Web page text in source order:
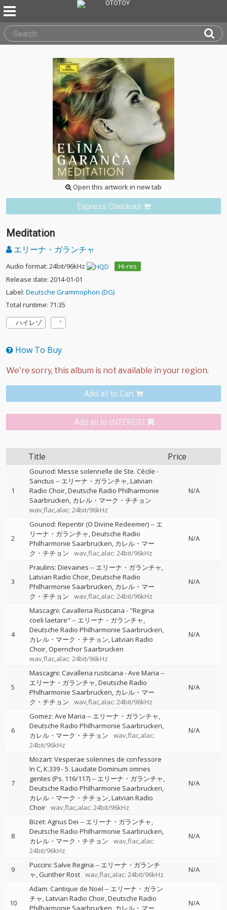
Open this artwork in new tab
Express Checkout
Meditation
エリーナ・ガランチャ
Audio format: 24bit/96kHz
Hi-res
Release date: 2014-01-01
Label: Deutsche Grammophon (DG)
Total runtime: 71:35
ハイレゾ
How To Buy
Add all to Cart
Add all to INTEREST
Title Price
1
Gounod: Messe solennelle de Ste. Cécile -
Sanctus -- エリーナ・ガランチャ Latvian
Radio Choir Deutsche Radio Philharmonie
Saarbrucken カレル・マーク・チチョン
wav,flac,alac: 24bit/96kHz
N/A
2
Gounod: Repentir (O Divine Redeemer)-- エ
リーナ・ガランチャ Deutsche Radio
Philharmonie Saarbrucken カレル・マー
ク・チチョン
wav,flac,alac: 24bit/96kHz
N/A
3
Praulins: Dievaines -- エリーナ・ガランチャ
Latvian Radio Choir Deutsche Radio
Philharmonie Saarbrucken カレル・マー
ク・チチョン
wav,flac,alac: 24bit/96kHz
N/A
4
Mascagni: Cavalleria Rusticana - "Regina
coeli laetare" -- エリーナ・ガランチャ
Deutsche Radio Philharmonie Saarbrucken
カレル・マーク・チチョン Latvian Radio
Choir Opernchor Saarbrucken
wav,flac,alac: 24bit/96kHz
N/A
5
Mascagni: Cavalleria rusticana - Ave Maria --
エリーナ・ガランチャ Deutsche Radio
Philharmonie Saarbrucken カレル・マー
ク・チチョン
wav,flac,alac: 24bit/96kHz
N/A
6
Gomez: Ave Maria -- エリーナ・ガランチャ
Deutsche Radio Philharmonie Saarbrucken
カレル・マーク・チチョン
wav,flac,alac:
24bit/96kHz
N/A
7
Mozart: Vesperae solennes de confessore
In C, K.339 - 5. Laudate Dominum omnes
gentes (Ps. 116/117)-- エリーナ・ガランチャ
Deutsche Radio Philharmonie Saarbrucken
カレル・マーク・チチョン Latvian Radio
Choir wav,flac,alac: 24bit/96kHz
N/A
8
Bizet: Agnus Dei -- エリーナ・ガランチャ
Deutsche Radio Philharmonie Saarbrucken
カレル・マーク・チチョン
wav,flac,alac:
24bit/96kHz
N/A
9 Puccini: Salve Regina -- エリーナ・ガランチ
ャ Gunther Rost wav,flac,alac: 24bit/96kHz
N/A
10
Adam: Cantique de Noel -- エリーナ・ガラン
チャ Latvian Radio Choir Deutsche Radio
Philharmonie Saarbrucken カレル・マー
N/A